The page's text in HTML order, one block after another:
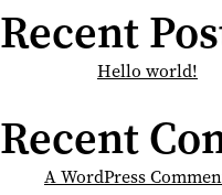
Recent
Hello world!
Recent
A WordPress